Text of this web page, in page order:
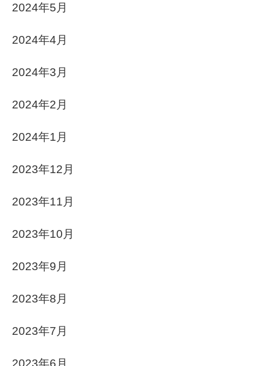
2024年5月
2024年4月
2024年3月
2024年2月
2024年1月
2023年12月
2023年11月
2023年10月
2023年9月
2023年8月
2023年7月
2023年6月